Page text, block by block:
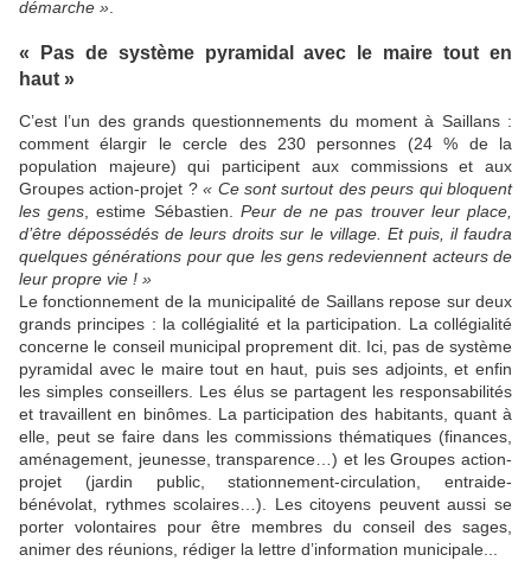
démarche ».
« Pas de système pyramidal avec le maire tout en
haut »
C’est l’un des grands questionnements du moment à Saillans :
comment élargir le cercle des 230 personnes (24 % de la
population majeure) qui participent aux commissions et aux
Groupes action-projet ?« Ce sont surtout des peurs qui bloquent
les gens , estime Sébastien. Peur de ne pas trouver leur place,
d’être dépossédés de leurs droits sur le village. Et puis, il faudra
quelques générations pour que les gens redeviennent acteurs de
leur propre vie ! »
Le fonctionnement de la municipalité de Saillans repose sur deux
grands principes : la collégialité et la participation. La collégialité
concerne le conseil municipal proprement dit. Ici, pas de système
pyramidal avec le maire tout en haut, puis ses adjoints, et enfin
les simples conseillers. Les élus se partagent les responsabilités
et travaillent en binômes. La participation des habitants, quant à
elle, peut se faire dans les commissions thématiques (finances,
aménagement, jeunesse, transparence…) et les Groupes action-
projet (jardin public, stationnement-circulation, entraide-
bénévolat, rythmes scolaires…). Les citoyens peuvent aussi se
porter volontaires pour être membres du conseil des sages,
animer des réunions, rédiger la lettre d’information municipale...